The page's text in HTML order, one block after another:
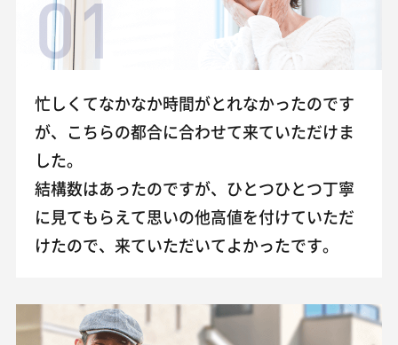
01
忙しくてなかなか時間がとれなかったのです
が、こちらの都合に合わせて来ていただけま
した。
結構数はあったのですが、ひとつひとつ丁寧
に見てもらえて思いの他高値を付けていただ
けたので、来ていただいてよかったです。